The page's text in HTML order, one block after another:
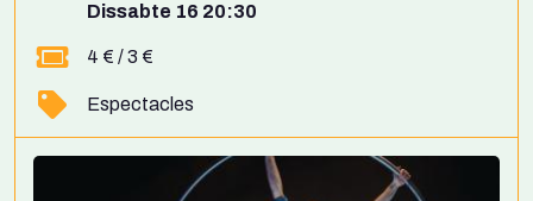
Dissabte 16 20:30
4 € / 3 €
Espectacles